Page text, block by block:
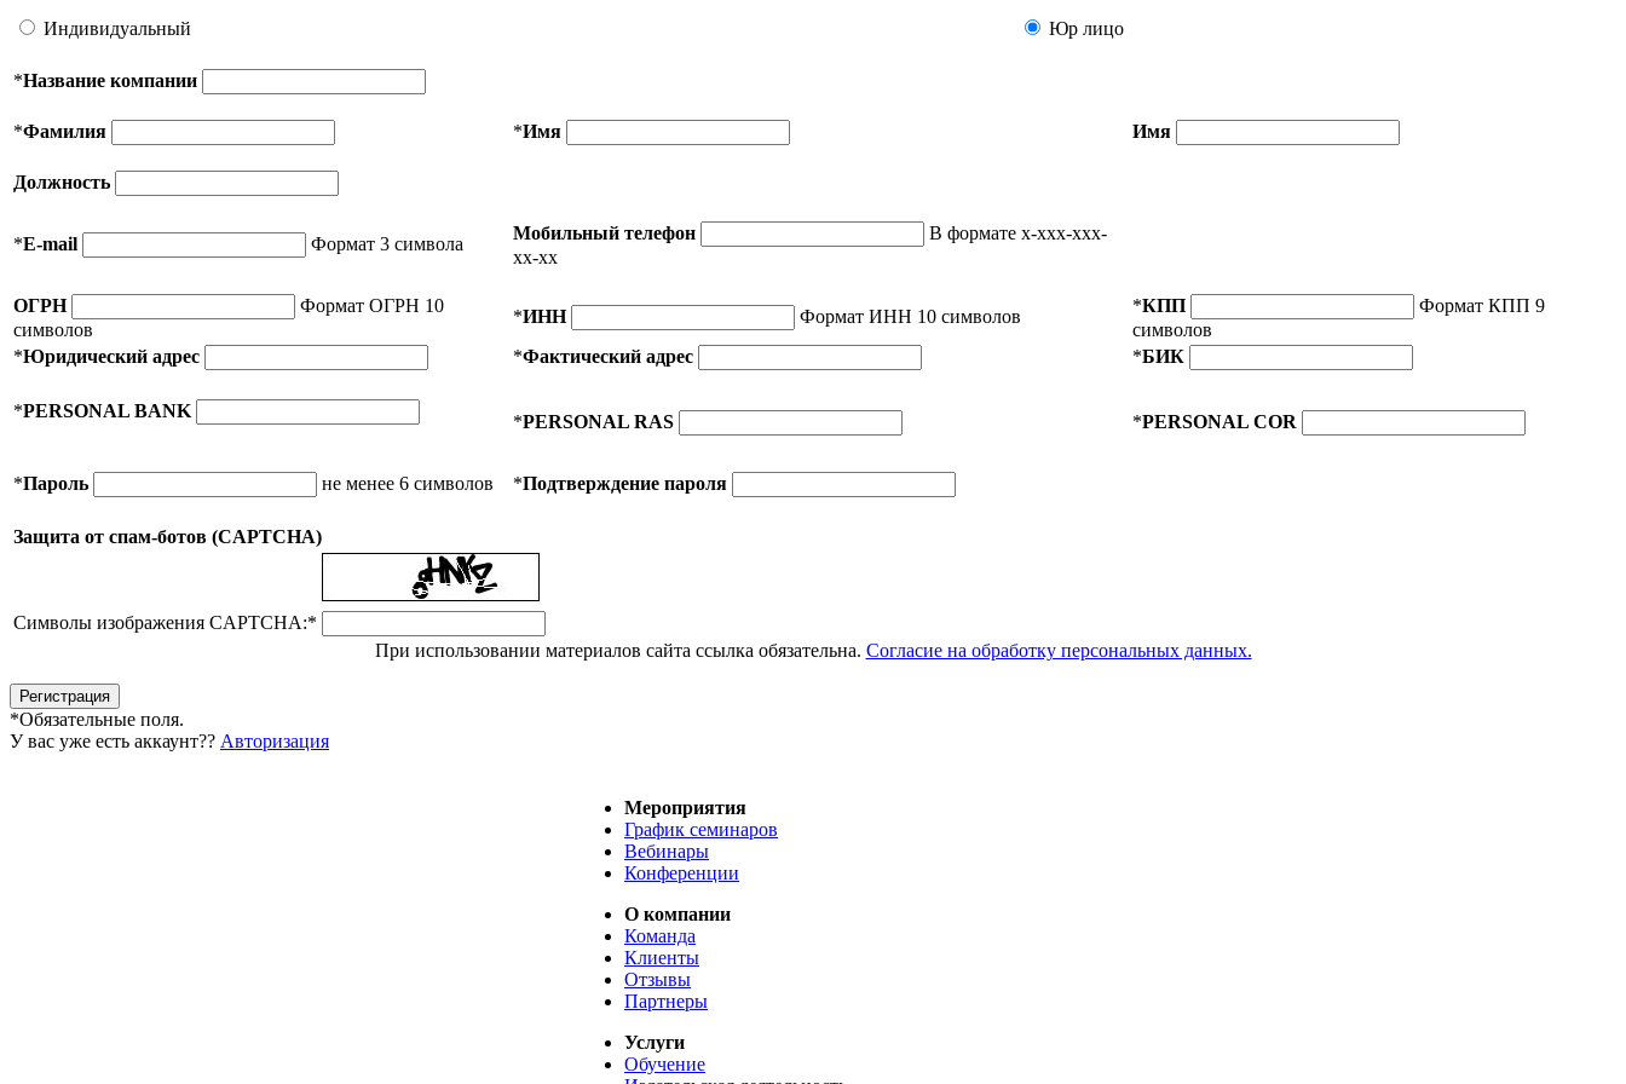
Индивидуальный Юр лицо
*Название компании
*Фамилия *Имя Имя
Должность
*E-mail Формат 3 символа
Мобильный телефон
В формате x-xxx-xxx-
xx-xx
ОГРН
Формат ОГРН 10
символов
*ИНН Формат ИНН 10 символов
*КПП
Формат КПП 9
символов
*Юридический адрес *Фактический адрес *БИК
*PERSONAL BANK
*PERSONAL RAS *PERSONAL COR
*Пароль не менее 6 символов *Подтверждение пароля
Защита от спам-ботов (CAPTCHA)
Символы изображения CAPTCHA:*
При использовании материалов сайта ссылка обязательна. Согласие на обработку персональных данных.
*Обязательные поля.
У вас уже есть аккаунт?? Авторизация
Мероприятия
График семинаров
Вебинары
Конференции
О компании
Команда
Клиенты
Отзывы
Партнеры
Услуги
Обучение